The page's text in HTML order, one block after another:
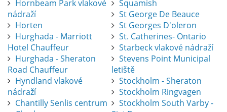
Hornbeam Park vlakové
nádraží
Horten
Hurghada - Marriott
Hotel Chauffeur
Hurghada - Sheraton
Road Chauffeur
Hyndland vlakové
nádraží
Chantilly Senlis centrum
Squamish
St George De Beauce
St Georges D'oleron
St. Catherines- Ontario
Starbeck vlakové nádraží
Stevens Point Municipal
letiště
Stockholm - Sheraton
Stockholm Ringvagen
Stockholm South Varby -